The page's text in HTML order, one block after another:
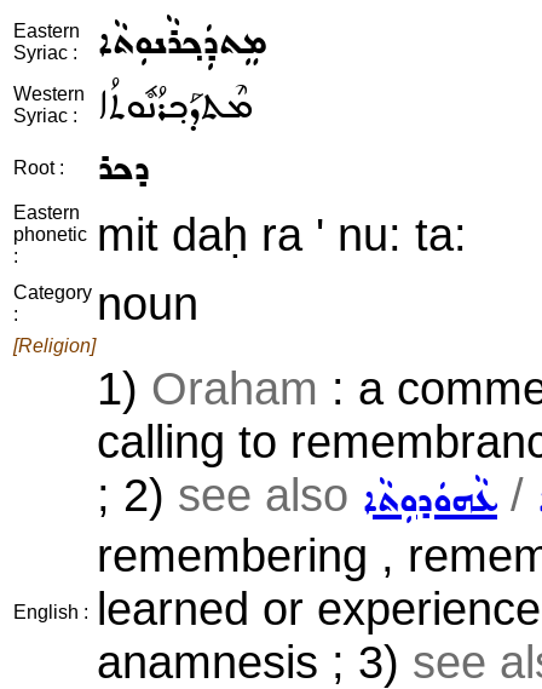
Eastern
Syriac :
ܡܸܬܕܲܟ݂ܪܵܢܘܼܬܵܐ
Western
Syriac :
ܡܶܬܕܰܟ݂ܪܳܢܽܘܬܳܐ
Root : ܕܟܪ
Eastern
phonetic
:
mit daḥ ra ' nu: ta:
Category
:
noun
[Religion]
English :
1) Oraham : a
calling to
; 2) see also ܥܵܗܘܿܕܘܼܬܵܐ /
remembering ,
learned or
anamnesis ; 3) see